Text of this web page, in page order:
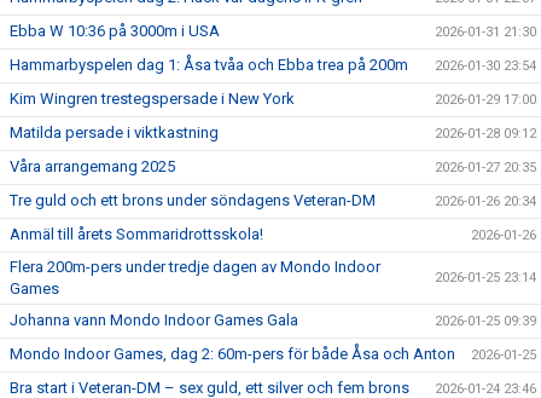
Ebba W 10:36 på 3000m i USA 2026-01-31 21:30
Hammarbyspelen dag 1: Åsa tvåa och Ebba trea på 200m 2026-01-30 23:54
Kim Wingren trestegspersade i New York 2026-01-29 17:00
Matilda persade i viktkastning 2026-01-28 09:12
Våra arrangemang 2025 2026-01-27 20:35
Tre guld och ett brons under söndagens Veteran-DM 2026-01-26 20:34
Anmäl till årets Sommaridrottsskola! 2026-01-26
Flera 200m-pers under tredje dagen av Mondo Indoor
Games
2026-01-25 23:14
Johanna vann Mondo Indoor Games Gala 2026-01-25 09:39
Mondo Indoor Games, dag 2: 60m-pers för både Åsa och Anton 2026-01-25
Bra start i Veteran-DM – sex guld, ett silver och fem brons 2026-01-24 23:46